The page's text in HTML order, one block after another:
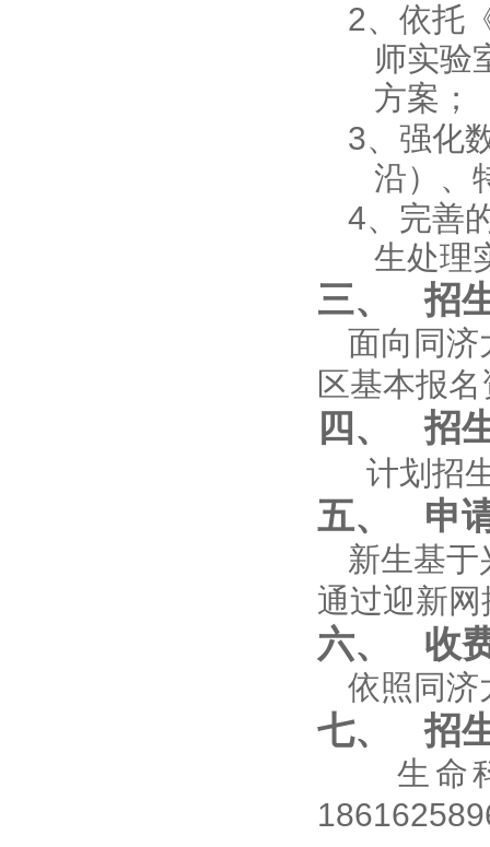
2、 依托
师实验
方案；
3、 强化
沿）、
4、 完善
生处理
三、 招
面向同济
区基本报
四、 招
计划招
五、 申
新生基
通过迎新
六、 收
依照同济
七、 招
生命科